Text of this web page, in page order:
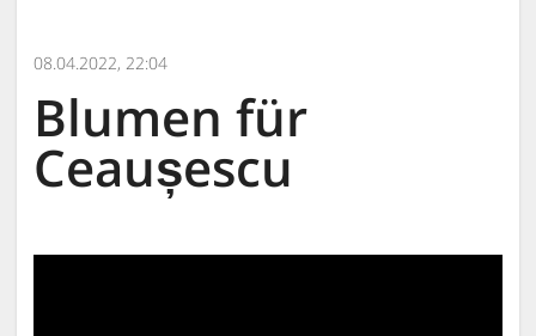
08.04.2022, 22:04
Blumen für
Ceaușescu